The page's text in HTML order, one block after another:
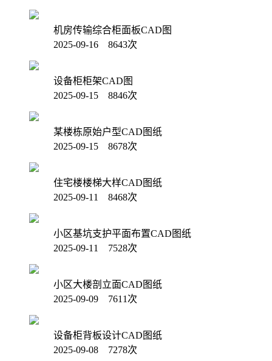
机房传输综合柜面板CAD图
2025-09-16 8643次
设备柜柜架CAD图
2025-09-15 8846次
某楼栋原始户型CAD图纸
2025-09-15 8678次
住宅楼楼梯大样CAD图纸
2025-09-11 8468次
小区基坑支护平面布置CAD图纸
2025-09-11 7528次
小区大楼剖立面CAD图纸
2025-09-09 7611次
设备柜背板设计CAD图纸
2025-09-08 7278次